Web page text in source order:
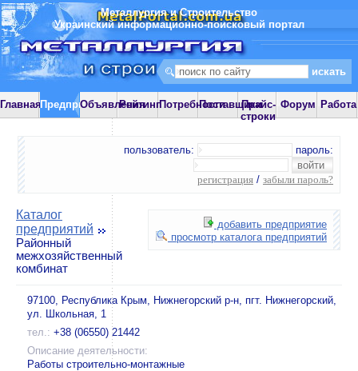
Металлургия и Строительство
Украинский информационно-поисковый портал
ГлавнаяПредприятияОбъявления
РейтингПотребностиПоставщики
Прайс-
строки
Форум Работа
пользователь: пароль:
регистрация / забыли пароль?
добавить предприятие
просмотр каталога предприятий
Каталог
предприятий
Районный
межхозяйственный
комбинат
97100, Республика Крым, Нижнегорский р-н, пгт. Нижнегорский,
ул. Школьная, 1
тел.: +38 (06550) 21442
Описание деятельности:
Работы строительно-монтажные